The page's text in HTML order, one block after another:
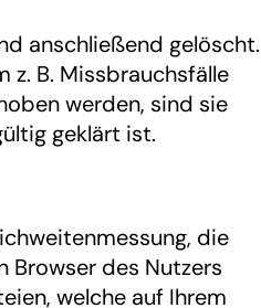
anschließend gelöscht.
z. B. Missbrauchsfälle
werden, sind sie
geklärt ist.
die
Browser des Nutzers
welche auf Ihrem